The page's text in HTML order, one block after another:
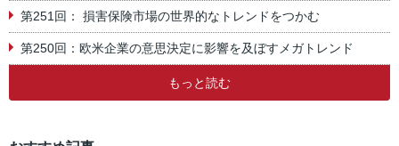
第251回： 損害保険市場の世界的なトレンドをつかむ
第250回：欧米企業の意思決定に影響を及ぼすメガトレンド
もっと読む